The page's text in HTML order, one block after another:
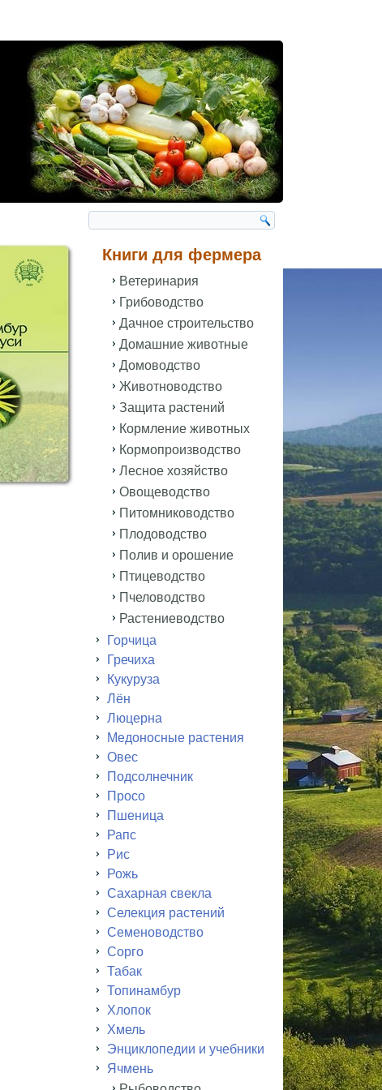
Книги для фермера
Ветеринария
Грибоводство
Дачное строительство
Домашние животные
Домоводство
Животноводство
Защита растений
Кормление животных
Кормопроизводство
Лесное хозяйство
Овощеводство
Питомниководство
Плодоводство
Полив и орошение
Птицеводство
Пчеловодство
Растениеводство
Горчица
Гречиха
Кукуруза
Лён
Люцерна
Медоносные растения
Овес
Подсолнечник
Просо
Пшеница
Рапс
Рис
Рожь
Сахарная свекла
Селекция растений
Семеноводство
Сорго
Табак
Топинамбур
Хлопок
Хмель
Энциклопедии и учебники
Ячмень